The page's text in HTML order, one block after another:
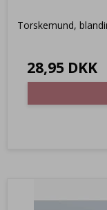
Torskemund,
28,95 DKK